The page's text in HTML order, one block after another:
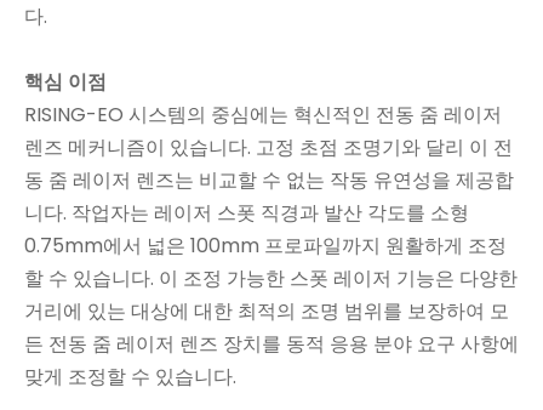
다.
핵심 이점
RISING-EO 시스템의 중심에는 혁신적인 전동 줌 레이저
렌즈 메커니즘이 있습니다. 고정 초점 조명기와 달리 이 전
동 줌 레이저 렌즈는 비교할 수 없는 작동 유연성을 제공합
니다. 작업자는 레이저 스폿 직경과 발산 각도를 소형
0.75mm에서 넓은 100mm 프로파일까지 원활하게 조정
할 수 있습니다. 이 조정 가능한 스폿 레이저 기능은 다양한
거리에 있는 대상에 대한 최적의 조명 범위를 보장하여 모
든 전동 줌 레이저 렌즈 장치를 동적 응용 분야 요구 사항에
맞게 조정할 수 있습니다.